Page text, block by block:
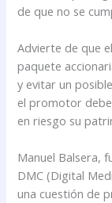
de que no se
Advierte de que
paquete
y evitar un
el promotor
en riesgo su
Manuel Balsera,
DMC (Digital
una cuestión de